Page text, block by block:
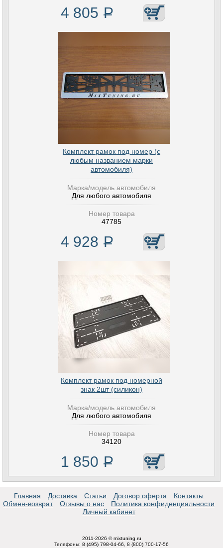
4 805 Р
Комплект рамок под номер (с
любым названием марки
автомобиля)
Марка/модель автомобиля
Для любого автомобиля
Номер товара
47785
4 928 Р
Комплект рамок под номерной
знак 2шт (силикон)
Марка/модель автомобиля
Для любого автомобиля
Номер товара
34120
1 850 Р
Главная Доставка Статьи Договор оферта
Контакты
Обмен-возврат
Отзывы о нас
Политика конфиденциальности
Личный кабинет
2011-2026 © mixtuning.ru
Телефоны: 8 (495) 798-04-66, 8 (800) 700-17-56